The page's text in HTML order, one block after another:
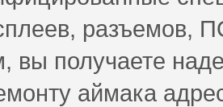
разъемов,
вы получаете
аймака